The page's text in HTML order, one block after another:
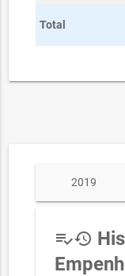
Total
2019
playlist_add_checkhistory